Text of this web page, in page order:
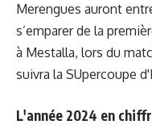
Merengues auront
s’emparer de la
à Mestalla, lors du
suivra la SUpercoupe
L'année 2024 en